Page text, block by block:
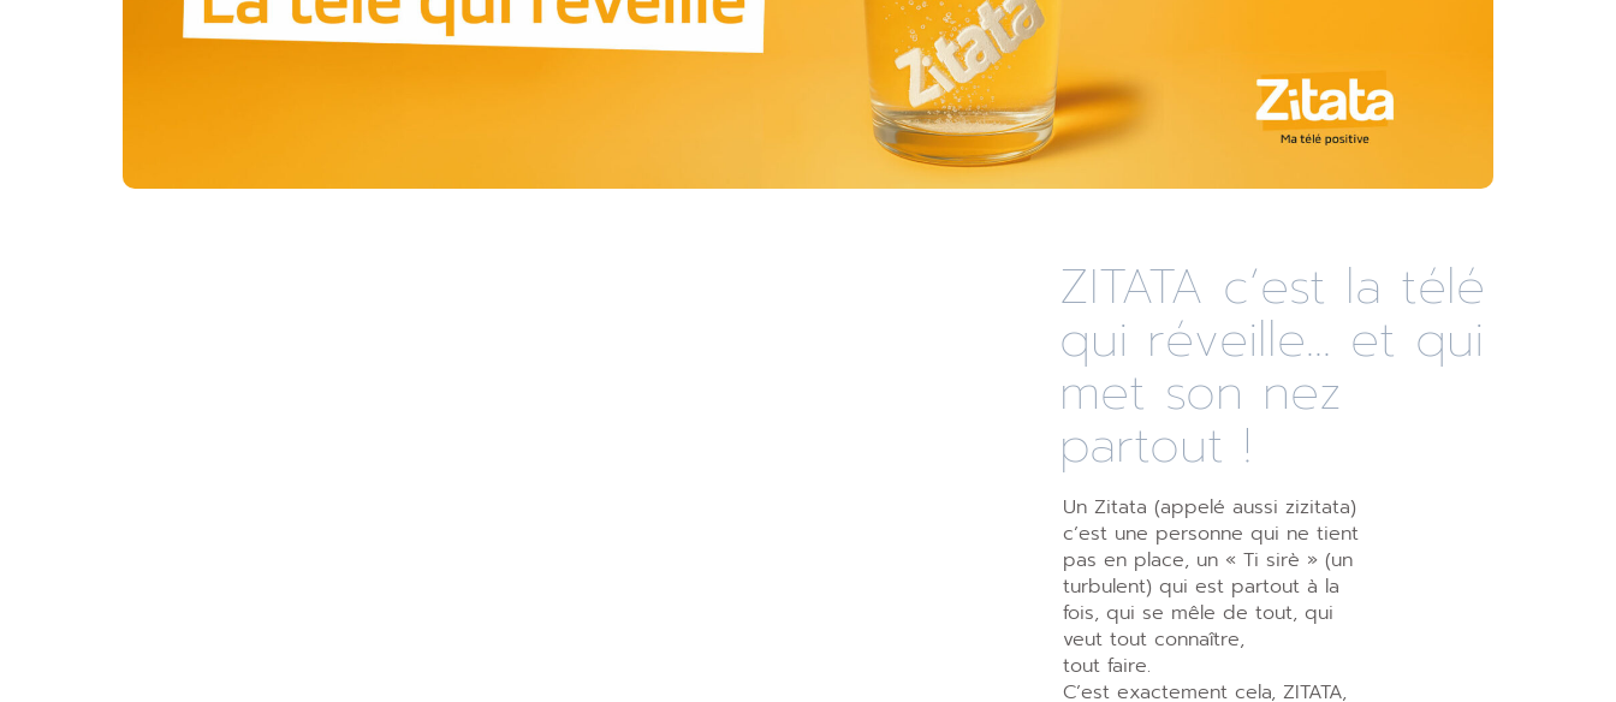
ZITATA c’est la télé
qui réveille... et qui
met son nez
partout !
Un Zitata (appelé aussi zizitata)
c’est une personne qui ne tient
pas en place, un « Ti sirè » (un
turbulent) qui est partout à la
fois, qui se mêle de tout, qui
veut tout connaître,
tout faire.
C’est exactement cela, ZITATA,